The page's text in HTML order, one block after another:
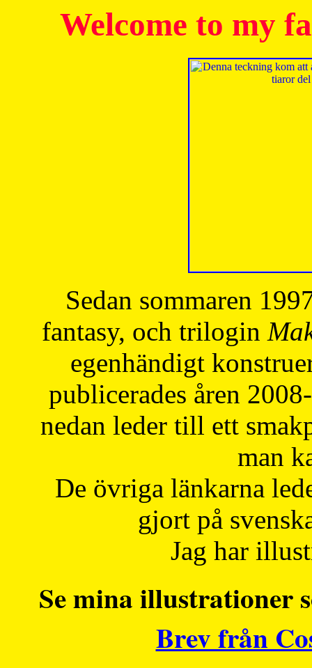
Welcome to my
Sedan sommaren
fantasy, och trilogin
egenhändigt
publicerades åren
nedan leder till ett
man
De övriga länkarna
gjort på
Jag har
Se mina illustrationer
Brev från